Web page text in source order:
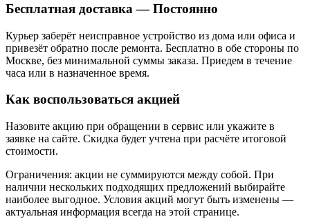
Бесплатная доставка — Постоянно
Курьер заберёт неисправное устройство из дома или офиса и
привезёт обратно после ремонта. Бесплатно в обе стороны по
Москве, без минимальной суммы заказа. Приедем в течение
часа или в назначенное время.
Как воспользоваться акцией
Назовите акцию при обращении в сервис или укажите в
заявке на сайте. Скидка будет учтена при расчёте итоговой
стоимости.
Ограничения: акции не суммируются между собой. При
наличии нескольких подходящих предложений выбирайте
наиболее выгодное. Условия акций могут быть изменены —
актуальная информация всегда на этой странице.